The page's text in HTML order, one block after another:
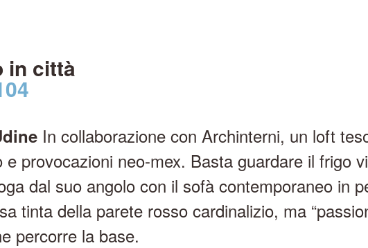
in città
In collaborazione con Archinterni, un loft
e provocazioni neo-mex. Basta guardare il frigo
dal suo angolo con il sofà contemporaneo in
tinta della parete rosso cardinalizio, ma
percorre la base.